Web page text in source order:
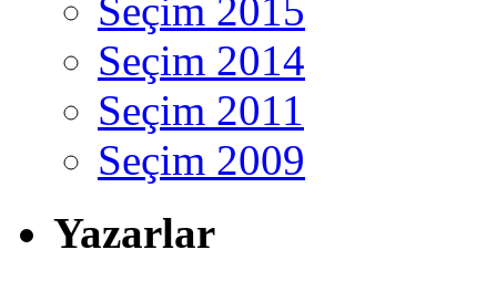
Seçim 2015
Seçim 2014
Seçim 2011
Seçim 2009
Yazarlar